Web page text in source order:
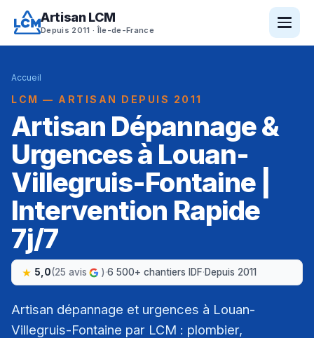
Artisan LCM
Depuis 2011 · Île-de-France
Accueil
LCM — ARTISAN DEPUIS 2011
Artisan Dépannage &
Urgences à Louan-
Villegruis-Fontaine |
Intervention Rapide
7j/7
5,0(25 avis )·6 500+ chantiers IDF·Depuis 2011
Artisan dépannage et urgences à Louan-
Villegruis-Fontaine par LCM : plombier,